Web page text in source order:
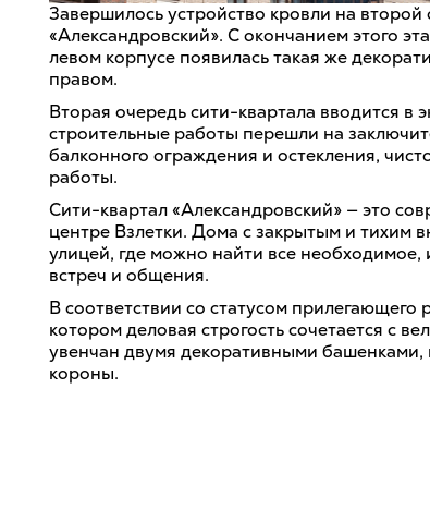
Завершилось устройство кровли на второй
«Александровский». С окончанием этого
левом корпусе появилась такая же
правом.
Вторая очередь сити-квартала вводится в
строительные работы перешли на
балконного ограждения и остекления,
работы.
Сити-квартал «Александровский» — это
центре Взлетки. Дома с закрытым и тихим
улицей, где можно найти все
встреч и общения.
В соответствии со статусом
котором деловая строгость сочетается с
увенчан двумя декоративными
короны.